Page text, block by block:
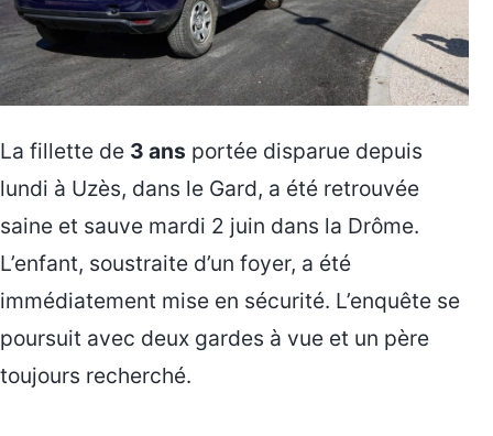
La fillette de 3 ans portée disparue depuis
lundi à Uzès, dans le Gard, a été retrouvée
saine et sauve mardi 2 juin dans la Drôme.
L’enfant, soustraite d’un foyer, a été
immédiatement mise en sécurité. L’enquête se
poursuit avec deux gardes à vue et un père
toujours recherché.